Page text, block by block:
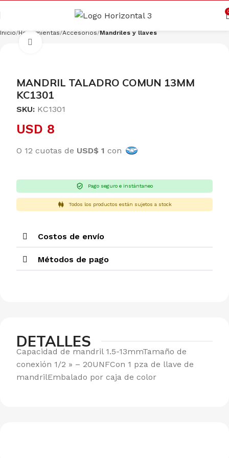
Inicio Herramientas Accesorios Mandriles y llaves
MANDRIL TALADRO COMUN 13MM
KC1301
SKU: KC1301
USD 8
O 12 cuotas de USD$ 1 con
Pago seguro e instántaneo
Todos los productos están sujetos a stock
Costos de envío
Métodos de pago
DETALLES
Capacidad de mandril 1.5-13mmTamaño de
conexión 1/2 » – 20UNFCon 1 pza de llave de
mandrilEmbalado por caja de color
Cargando productos…